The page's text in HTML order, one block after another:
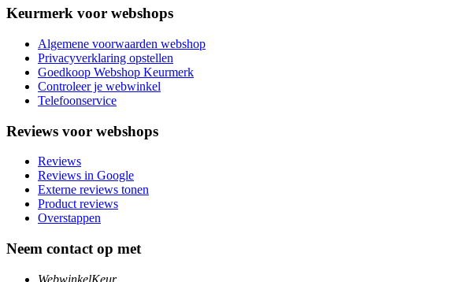
Keurmerk voor webshops
Algemene voorwaarden webshop
Privacyverklaring opstellen
Goedkoop Webshop Keurmerk
Controleer je webwinkel
Telefoonservice
Reviews voor webshops
Reviews
Reviews in Google
Externe reviews tonen
Product reviews
Overstappen
Neem contact op met
WebwinkelKeur